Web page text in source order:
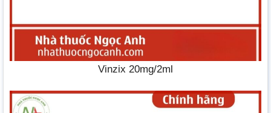
Vinzix 20mg/2ml